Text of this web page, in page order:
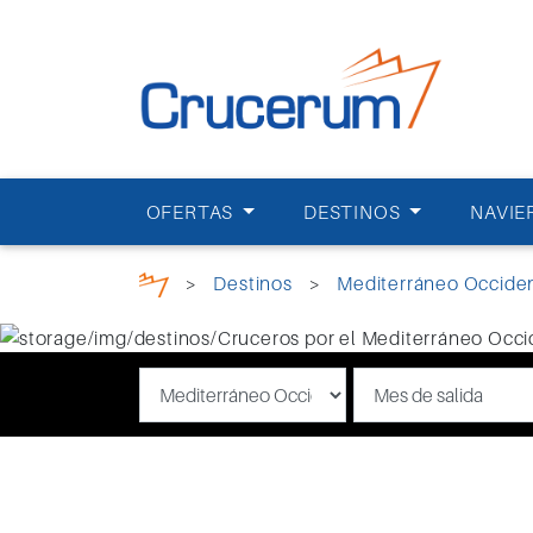
OFERTAS DESTINOS
> Destinos > Mediterráneo